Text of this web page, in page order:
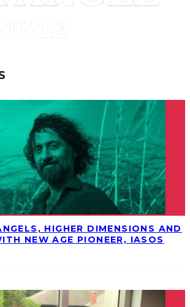
HIGHER DIMENSIONS AND
NEW AGE PIONEER, IASOS